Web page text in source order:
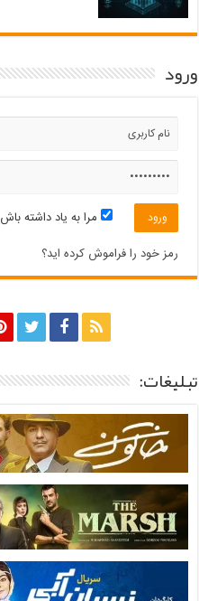
ورود
مرا به یاد داشته باش
رمز خود را فراموش کرده اید؟
تبلیغات: